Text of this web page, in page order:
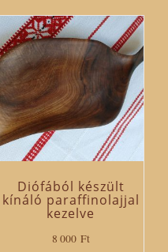
Diófából készült
kínáló paraffinolajjal
kezelve
8 000 Ft